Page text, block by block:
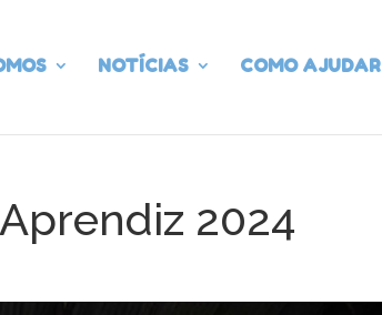
NOTÍCIAS COMO AJUDAR
2024